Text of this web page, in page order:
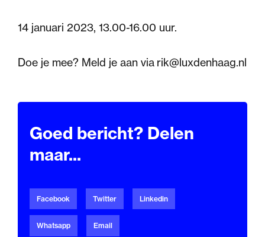
14 januari 2023, 13.00-16.00 uur.
Doe je mee? Meld je aan via rik@luxdenhaag.nl
Goed bericht? Delen
maar...
Facebook Twitter Linkedin
Whatsapp Email